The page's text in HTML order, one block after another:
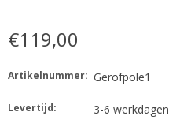
€119,00
Artikelnummer: Gerofpole1
Levertijd: 3-6 werkdagen